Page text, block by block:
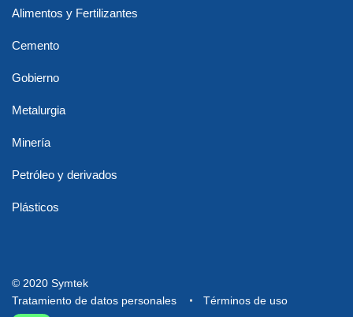
Alimentos y Fertilizantes
Cemento
Gobierno
Metalurgia
Minería
Petróleo y derivados
Plásticos
© 2020 Symtek
Tratamiento de datos personales
Términos de uso